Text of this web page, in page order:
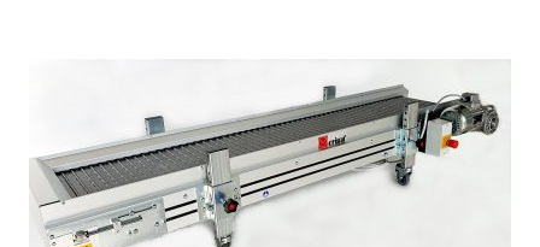
alluminio pressofuso, gambe in tubolare
in metallo zincato, ruote pivottanti
con/senza freno (2+2)
Tappeto